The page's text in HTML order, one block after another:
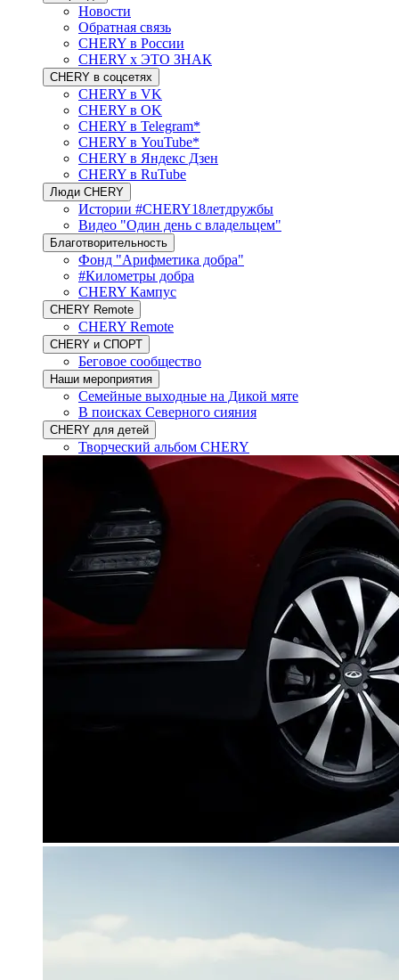
Новости
Обратная связь
CHERY в России
CHERY x ЭТО ЗНАК
CHERY в соцсетях
CHERY в VK
CHERY в OK
CHERY в Telegram*
CHERY в YouTube*
CHERY в Яндекс Дзен
CHERY в RuTube
Люди CHERY
Истории #CHERY18летдружбы
Видео "Один день с владельцем"
Благотворительность
Фонд "Арифметика добра"
#Километры добра
CHERY Кампус
CHERY Remote
CHERY Remote
CHERY и СПОРТ
Беговое сообщество
Наши мероприятия
Семейные выходные на Дикой мяте
В поисках Северного сияния
CHERY для детей
Творческий альбом CHERY